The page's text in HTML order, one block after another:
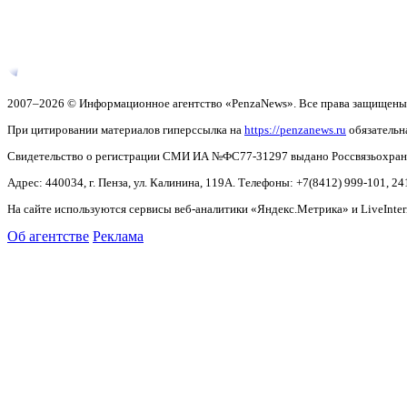
2007–2026 © Информационное агентство «PenzaNews». Все права
При цитировании материалов гиперссылка на https://penzanews.ru
Свидетельство о регистрации СМИ ИА №ФС77-31297 выдано
Адрес: 440034, г. Пенза, ул. Калинина, 119А. Телефоны: +7(8412) 999-101,
На сайте используются сервисы веб-аналитики «Яндекс.Метрика» и
Об агентстве Реклама